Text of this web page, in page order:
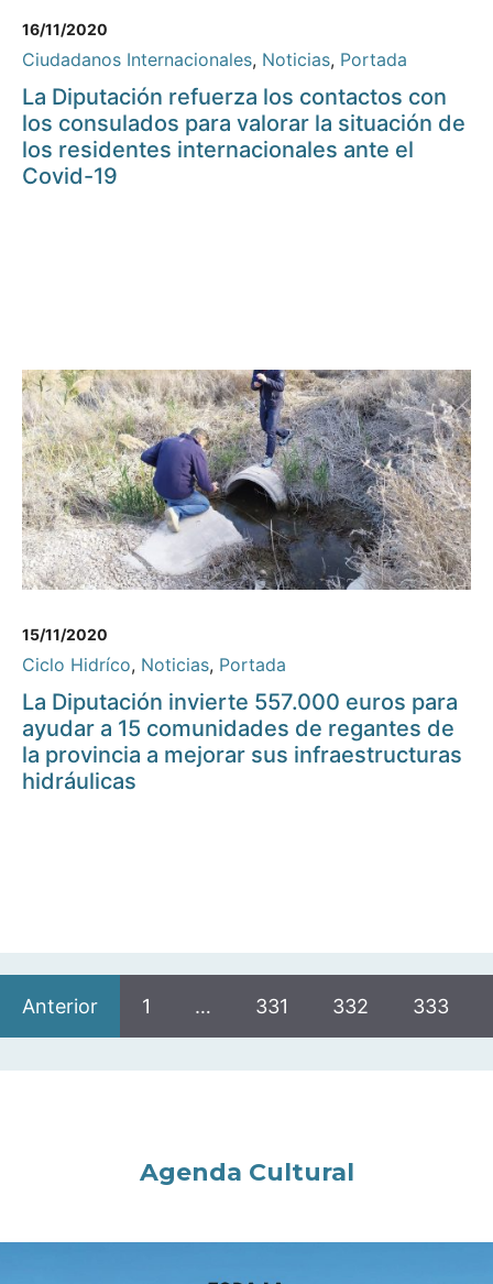
16/11/2020
Ciudadanos Internacionales, Noticias, Portada
La Diputación refuerza los contactos con
los consulados para valorar la situación de
los residentes internacionales ante el
Covid-19
15/11/2020
Ciclo Hidríco, Noticias, Portada
La Diputación invierte 557.000 euros para
ayudar a 15 comunidades de regantes de
la provincia a mejorar sus infraestructuras
hidráulicas
Anterior 1 … 331 332 333
Agenda Cultural